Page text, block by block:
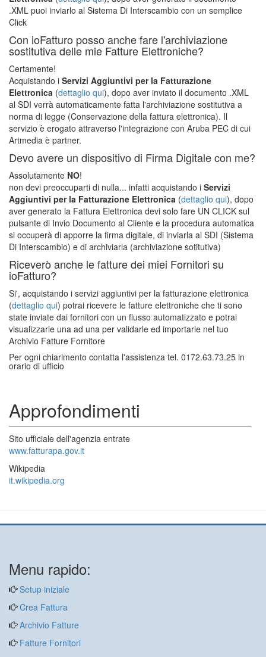
.XML puoi inviarlo al Sistema Di Interscambio con un semplice
Click
Con ioFatturo posso anche fare l'archiviazione
sostitutiva delle mie Fatture Elettroniche?
Certamente!
Acquistando i Servizi Aggiuntivi per la Fatturazione
Elettronica (dettaglio qui), dopo aver inviato il documento .XML
al SDI verrà automaticamente fatta l'archiviazione sostitutiva a
norma di legge (Conservazione della fattura elettronica). Il
servizio è erogato attraverso l'integrazione con Aruba PEC di cui
Artmedia è partner.
Devo avere un dispositivo di Firma Digitale con me?
Assolutamente NO!
non devi preoccuparti di nulla... infatti acquistando i Servizi
Aggiuntivi per la Fatturazione Elettronica (dettaglio qui), dopo
aver generato la Fattura Elettronica devi solo fare UN CLICK sul
pulsante di Invio Documento al Cliente e la procedura automatica
si occuperà di apporre la firma digitale, di inviarla al SDI (Sistema
Di Interscambio) e di archiviarla (archiviazione sotitutiva)
Riceverò anche le fatture dei miei Fornitori su
ioFatturo?
Si', acquistando i servizi aggiuntivi per la fatturazione elettronica
(dettaglio qui) potrai ricevere le fatture elettroniche che ti sono
state inviate dai fornitori con un flusso automatizzato e potrai
visualizzarle una ad una per validarle ed importarle nel tuo
Archivio Fatture Fornitore
Per ogni chiarimento contatta l'assistenza tel. 0172.63.73.25 in
orario di ufficio
Approfondimenti
Sito ufficiale dell'agenzia entrate
www.fatturapa.gov.it
Wikipedia
it.wikipedia.org
Menu rapido:
Setup iniziale
Crea Fattura
Archivio Fatture
Fatture Fornitori